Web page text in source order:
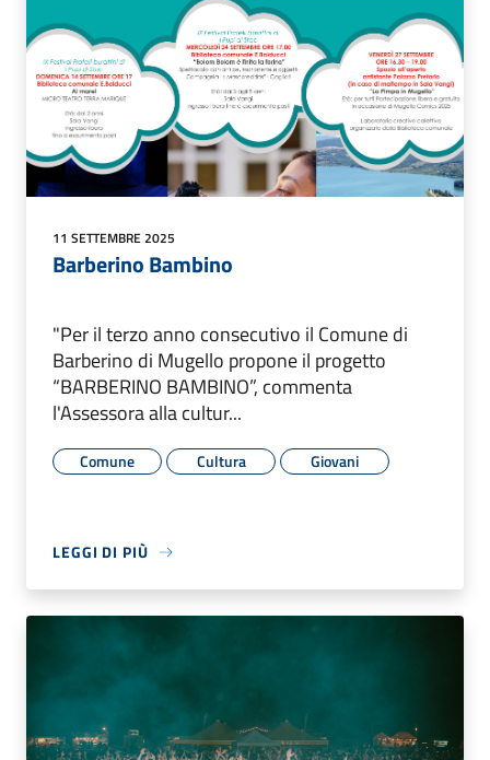
11 SETTEMBRE 2025
Barberino Bambino
"Per il terzo anno consecutivo il Comune di
Barberino di Mugello propone il progetto
“BARBERINO BAMBINO”, commenta
l'Assessora alla cultur...
Comune Cultura Giovani
LEGGI DI PIÙ